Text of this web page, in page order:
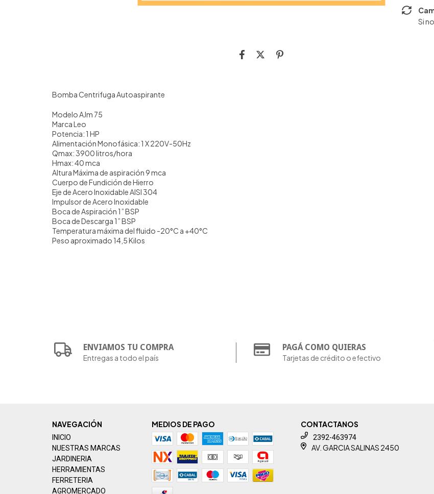
Bomba Centrifuga Autoaspirante
Modelo AJm 75
Marca Leo
Potencia: 1 HP
Alimentación Monofásica: 1 X 220V-50Hz
Qmax: 3900 litros/hora
Hmax: 40 mca
Altura Máxima de aspiración 9 mca
Cuerpo de Fundición de Hierro
Eje de Acero Inoxidable AISI 304
Impulsor de Acero Inoxidable
Boca de Aspiración 1” BSP
Boca de Descarga 1” BSP
Temperatura máxima del fluido -20°C a +40°C
Peso aproximado 14,5 Kilos
Si
ENVIAMOS TU COMPRA
Entregas a todo el país
PAGÁ COMO QUIERAS
Tarjetas de crédito o efectivo
NAVEGACIÓN
INICIO
NUESTRAS MARCAS
JARDINERIA
HERRAMIENTAS
FERRETERIA
AGROMERCADO
MEDIOS DE PAGO CONTACTANOS
2392-463974
AV. GARCIA SALINAS 2450